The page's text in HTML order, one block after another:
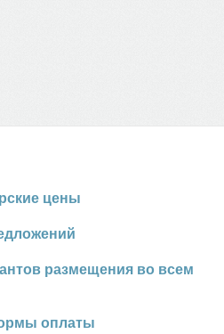
цены
размещения во всем
оплаты